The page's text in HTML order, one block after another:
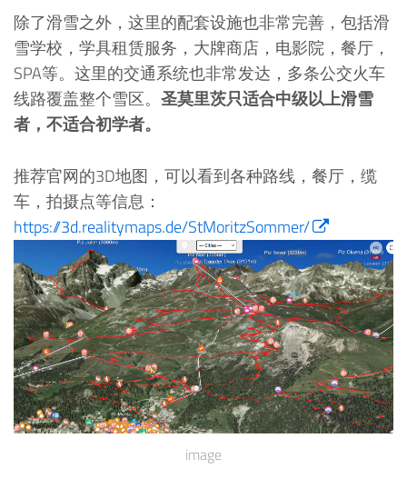
除了滑雪之外，这里的配套设施也非常完善，包括滑
雪学校，学具租赁服务，大牌商店，电影院，餐厅，
SPA等。这里的交通系统也非常发达，多条公交火车
线路覆盖整个雪区。 圣莫里茨只适合中级以上滑雪
者，不适合初学者。
推荐官网的3D地图，可以看到各种路线，餐厅，缆
车，拍摄点等信息：
https://3d.realitymaps.de/StMoritzSommer/
image